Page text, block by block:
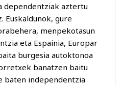
aztertu
Euskaldunok, gure
menpekotasun
eta Espainia, Europar
burgesia autoktonoa
banatzen baitu
baten independentzia